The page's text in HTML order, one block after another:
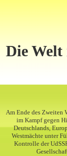
Die
Am Ende des Zweiten
im Kampf gegen
Deutschlands,
Westmächte unter
Kontrolle der